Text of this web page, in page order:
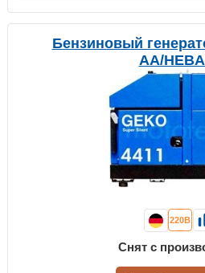
Бензиновый
AA/
220В
Снят с